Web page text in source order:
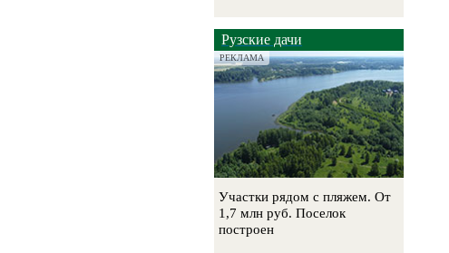
Рузские дачи
РЕКЛАМА
Участки рядом с пляжем. От
1,7 млн руб. Поселок
построен